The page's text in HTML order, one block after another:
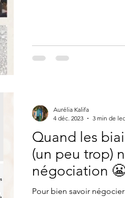
Quand les
(un peu trop)
négociation
Pour bien savoir
Aurélia Kalifa
4 déc. 2023
3 min de